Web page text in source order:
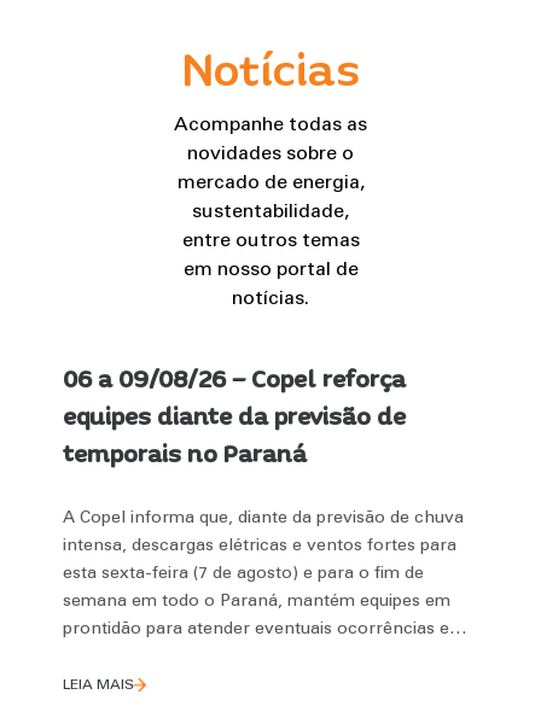
Notícias
Acompanhe todas as
novidades sobre o
mercado de energia,
sustentabilidade,
entre outros temas
em nosso portal de
notícias.
06 a 09/08/26 – Copel reforça
equipes diante da previsão de
temporais no Paraná
A Copel informa que, diante da previsão de chuva
intensa, descargas elétricas e ventos fortes para
esta sexta-feira (7 de agosto) e para o fim de
semana em todo o Paraná, mantém equipes em
prontidão para atender eventuais ocorrências e
tempo possível. A
LEIA MAIS